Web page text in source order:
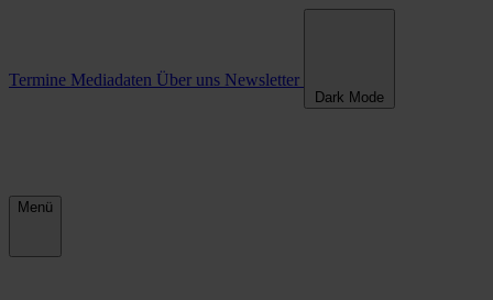
Termine Mediadaten Über uns Newsletter
Dark Mode
Menü